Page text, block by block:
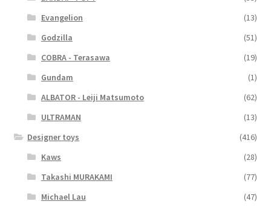
Evangelion
(13)
Godzilla
(51)
COBRA - Terasawa
(19)
Gundam
(1)
ALBATOR - Leiji Matsumoto
(62)
ULTRAMAN
(13)
Designer toys
(416)
Kaws
(28)
Takashi MURAKAMI
(77)
Michael Lau
(47)